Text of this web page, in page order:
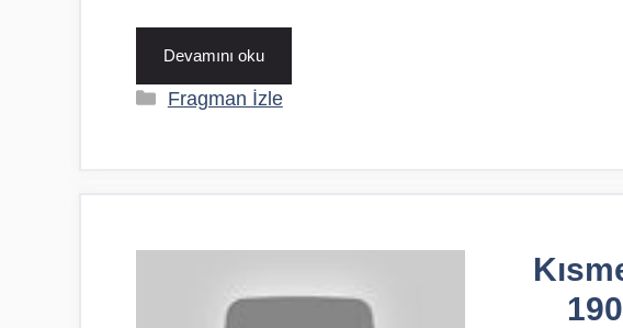
Devamını oku
Kategoriler
Fragman İzle